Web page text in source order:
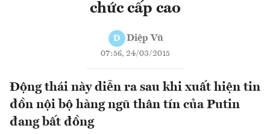
chức cấp cao
D Diệp Vũ
07:56, 24/03/2015
Động thái này diễn ra sau khi xuất hiện tin
đồn nội bộ hàng ngũ thân tín của Putin
đang bất đồng